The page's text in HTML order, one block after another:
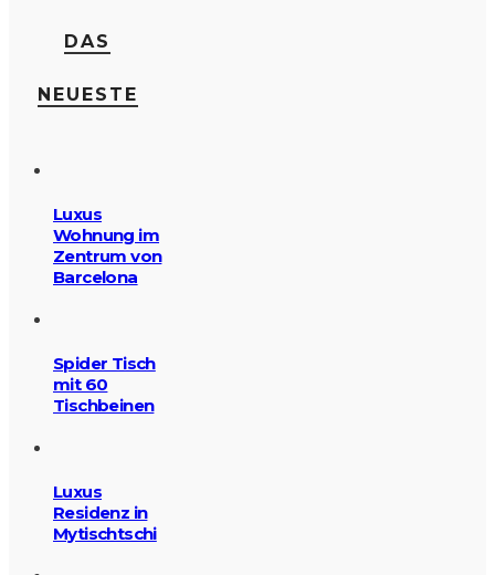
DAS
NEUESTE
Luxus
Wohnung im
Zentrum von
Barcelona
Spider Tisch
mit 60
Tischbeinen
Luxus
Residenz in
Mytischtschi